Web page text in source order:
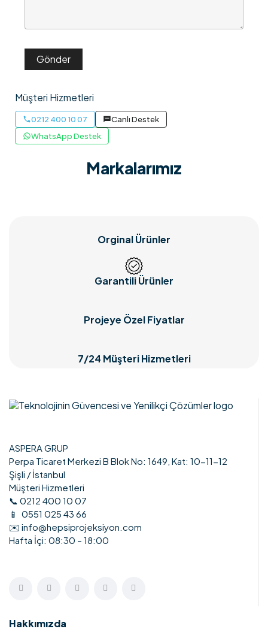
Müşteri Hizmetleri
0212 400 10 07
Canlı Destek
WhatsApp Destek
Markalarımız
Orginal Ürünler
Garantili Ürünler
Projeye Özel Fiyatlar
7/24 Müşteri Hizmetleri
ASPERA GRUP
Perpa Ticaret Merkezi B Blok No: 1649, Kat: 10-11-12
Şişli / İstanbul
Müşteri Hizmetleri
📞 0212 400 10 07
📱 0551 025 43 66
✉️ info@hepsiprojeksiyon.com
Hafta İçi: 08:30 – 18:00
Hakkımızda